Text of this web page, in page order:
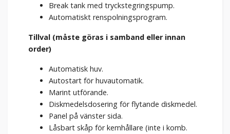
Break tank med tryckstegringspump.
Automatiskt renspolningsprogram.
Tillval (måste göras i samband eller innan
order)
Automatisk huv.
Autostart för huvautomatik.
Marint utförande.
Diskmedelsdosering för flytande diskmedel.
Panel på vänster sida.
Låsbart skåp för kemhållare (inte i komb.